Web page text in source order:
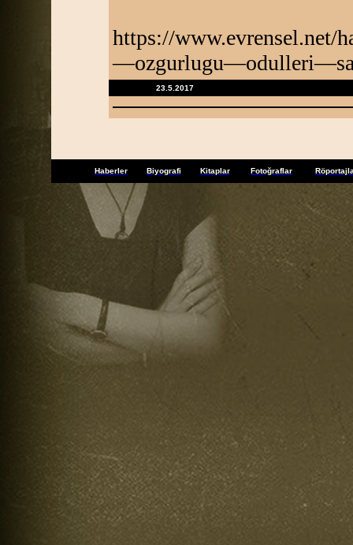
https://www.evrensel.net/
23.5.2017
Haberler Biyografi Kitaplar Fotoğraflar